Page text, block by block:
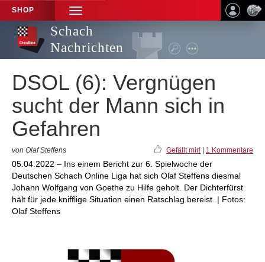
SHOP
TOGGLE
NAVIGATION
Schach
Nachrichten
DSOL (6): Vergnügen
sucht der Mann sich in
Gefahren
von Olaf Steffens Gefällt mir! 1 Kommentare
05.04.2022 – Ins einem Bericht zur 6. Spielwoche der
Deutschen Schach Online Liga hat sich Olaf Steffens diesmal
Johann Wolfgang von Goethe zu Hilfe geholt. Der Dichterfürst
hält für jede knifflige Situation einen Ratschlag bereist. | Fotos:
Olaf Steffens